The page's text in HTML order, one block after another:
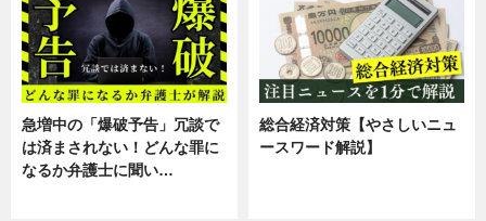
急増中の「爆破予告」冗談で
は済まされない！どんな罪に
なるか弁護士に聞い…
総合経済対策【やさしいニュ
ースワード解説】